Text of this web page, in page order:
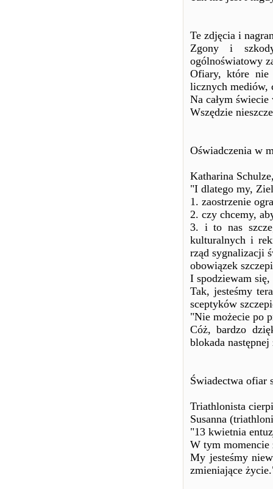
Te zdjęcia i
Zgony i
ogólnoświatowy
Ofiary, które nie
licznych mediów,
Na całym
Wszędzie
Oświadczenia w
Katharina
"I dlatego my,
1. zaostrzenie
2. czy chcemy,
3. i to nas
kulturalnych i
rząd sygnalizacji
obowiązek
I spodziewam
Tak, jesteśmy
sceptyków
"Nie możecie po
Cóż, bardzo
blokada
Świadectwa ofiar
Triathlonista
Susanna
"13 kwietnia
W tym momencie
My jesteśmy
zmieniające